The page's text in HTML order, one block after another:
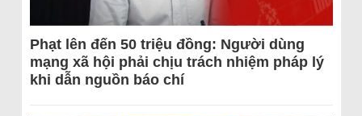
Phạt lên đến 50 triệu đồng: Người dùng
mạng xã hội phải chịu trách nhiệm pháp lý
khi dẫn nguồn báo chí